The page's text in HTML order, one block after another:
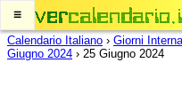
≡
Calendario Italiano › Giorni
Giugno 2024 › 25 Giugno 2024